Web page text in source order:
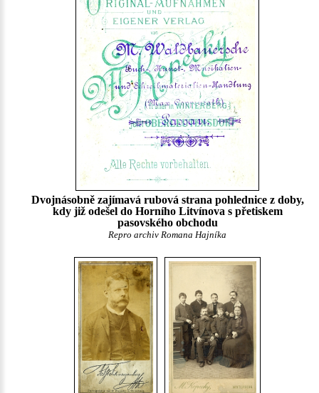
Dvojnásobně zajímavá rubová strana pohlednice z doby,
kdy již odešel do Horního Litvínova s přetiskem
pasovského obchodu
Repro archiv Romana Hajníka